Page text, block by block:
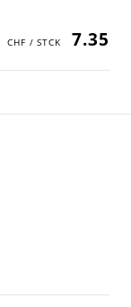
7.35